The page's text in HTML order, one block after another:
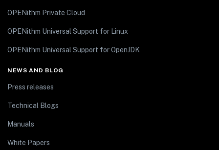
OPENithm Private Cloud
OPENithm Universal Support for Linux
OPENithm Universal Support for OpenJDK
NEWS AND BLOG
Press releases
Technical Blogs
Manuals
White Papers